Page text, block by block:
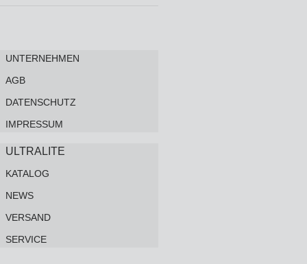
UNTERNEHMEN
AGB
DATENSCHUTZ
IMPRESSUM
ULTRALITE
KATALOG
NEWS
VERSAND
SERVICE